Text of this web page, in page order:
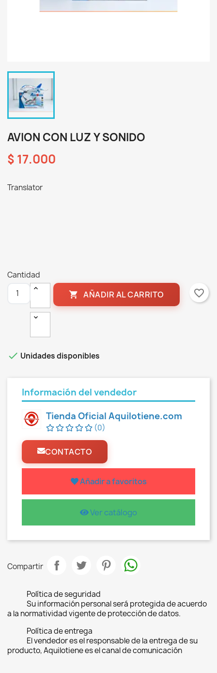
AVION CON LUZ Y SONIDO
$ 17.000
Translator
Cantidad
 AÑADIR AL CARRITO favorite_border
 Unidades disponibles
Información del vendedor
Tienda Oficial Aquilotiene.com
(0)
CONTACTO
Añadir a favoritos
Ver catálogo
Compartir
Política de seguridad
Su información personal será protegida de acuerdo
a la normatividad vigente de protección de datos.
Política de entrega
El vendedor es el responsable de la entrega de su
producto, Aquilotiene es el canal de comunicación